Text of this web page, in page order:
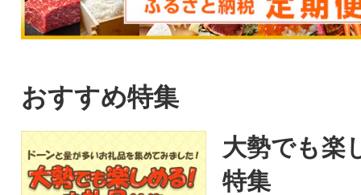
おすすめ特集
大勢でも楽
特集